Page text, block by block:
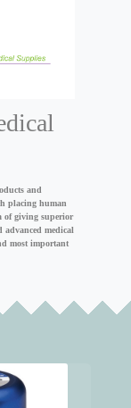
and
placing human
of giving superior
medical
most important